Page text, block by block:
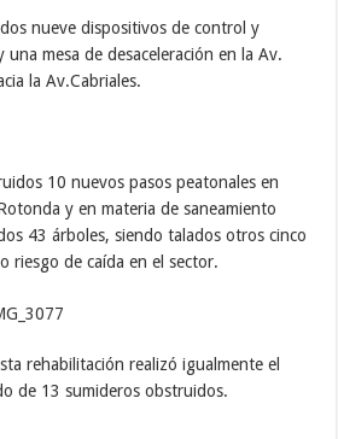
nueve dispositivos de control y
mesa de desaceleración en la Av.
la Av.Cabriales.
10 nuevos pasos peatonales en
y en materia de saneamiento
43 árboles, siendo talados otros cinco
riesgo de caída en el sector.
rehabilitación realizó igualmente el
de 13 sumideros obstruidos.